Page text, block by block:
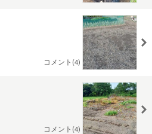
コメント(4)
コメント(4)